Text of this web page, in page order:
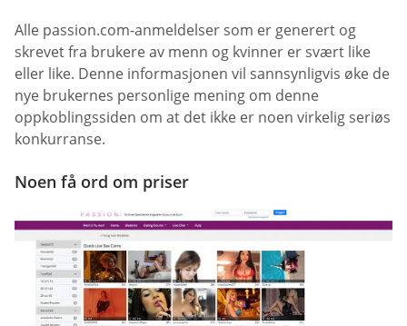
Alle passion.com-anmeldelser som er generert og
skrevet fra brukere av menn og kvinner er svært like
eller like. Denne informasjonen vil sannsynligvis øke de
nye brukernes personlige mening om denne
oppkoblingssiden om at det ikke er noen virkelig seriøs
konkurranse.
Noen få ord om priser